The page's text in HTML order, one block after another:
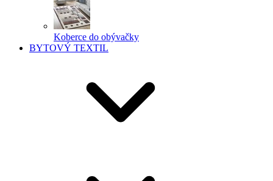
Koberce do obývačky
BYTOVÝ TEXTIL